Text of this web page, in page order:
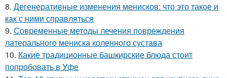
8. Дегенеративные изменения менисков: что это такое и
как с ними справляться
9. Современные методы лечения повреждения
латерального мениска коленного сустава
10. Какие традиционные башкирские блюда стоит
попробовать в Уфе